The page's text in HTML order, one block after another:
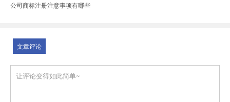
公司商标注册注意事项有哪些
文章评论